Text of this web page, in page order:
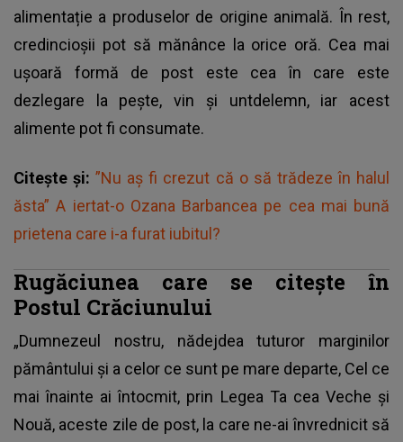
alimentație a produselor de origine animală. În rest,
credincioșii pot să mănânce la orice oră. Cea mai
ușoară formă de post este cea în care este
dezlegare la pește, vin și untdelemn, iar acest
alimente pot fi consumate.
Citește și:”Nu aș fi crezut că o să trădeze în halul
ăsta” A iertat-o Ozana Barbancea pe cea mai bună
prietena care i-a furat iubitul?
Rugăciunea care se citește în
Postul Crăciunului
„Dumnezeul nostru, nădejdea tutu­­ror marginilor
pământului și a celor ce sunt pe mare departe, Cel ce
mai înainte ai întocmit, prin Legea Ta cea Veche și
Nouă, aceste zile de post, la care ne-ai învrednicit să